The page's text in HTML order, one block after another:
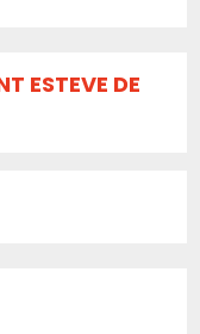
ESTEVE DE